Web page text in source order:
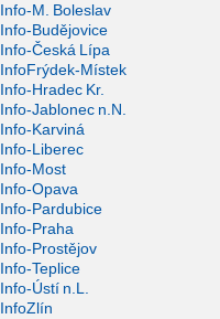
Info-M. Boleslav
Info-Budějovice
Info-Česká Lípa
InfoFrýdek-Místek
Info-Hradec Kr.
Info-Jablonec n.N.
Info-Karviná
Info-Liberec
Info-Most
Info-Opava
Info-Pardubice
Info-Praha
Info-Prostějov
Info-Teplice
Info-Ústí n.L.
InfoZlín